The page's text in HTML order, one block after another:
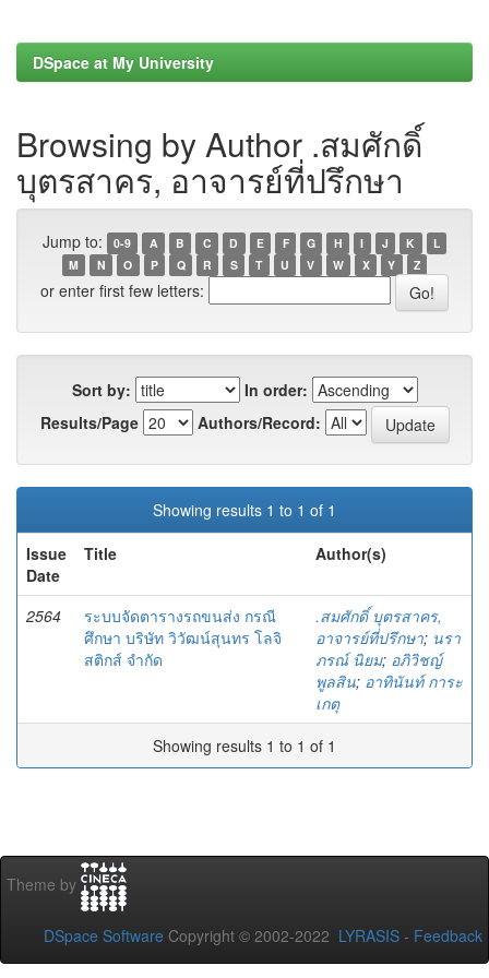
DSpace at My University
Browsing by Author .สมศักดิ์
บุตรสาคร, อาจารย์ที่ปรึกษา
Jump to: 0-9 A B C D E F G H I J K
L
M
N O P Q R S T U V W X Y Z
or enter first few letters:
Sort by:
In order:
Results/Page
Authors/Record:
Showing results 1 to 1 of 1
Issue
Date
Title Author(s)
2564
ระบบจัดตารางรถขนส่ง กรณี
ศึกษา บริษัท วิวัฒน์สุนทร โลจิ
สติกส์ จำกัด
.สมศักดิ์ บุตรสาคร,
อาจารย์ที่ปรึกษา; นรา
ภรณ์ นิยม; อภิวิชญ์
พูลสิน; อาทินันท์ การะ
เกตุ
Showing results 1 to 1 of 1
Theme by
DSpace Software Copyright © 2002-2022 LYRASIS - Feedback